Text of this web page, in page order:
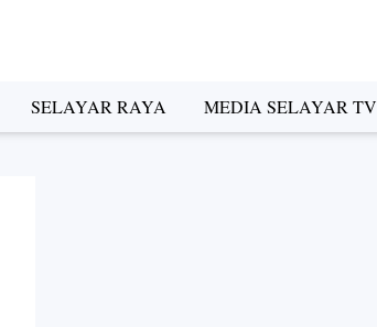
SELAYAR RAYA MEDIA SELAYAR TV